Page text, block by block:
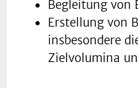
Begleitung von
Erstellung von
insbesondere
Zielvolumina